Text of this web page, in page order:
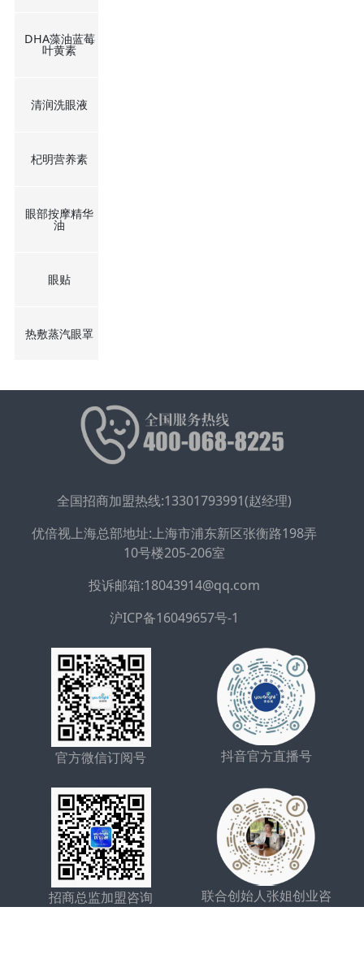
DHA藻油蓝莓
叶黄素
清润洗眼液
杞明营养素
眼部按摩精华
油
眼贴
热敷蒸汽眼罩
全国招商加盟热线:13301793991(赵经理)
优倍视上海总部地址:上海市浦东新区张衡路198弄
10号楼205-206室
投诉邮箱:18043914@qq.com
沪ICP备16049657号-1
官方微信订阅号 抖音官方直播号
招商总监加盟咨询
联合创始人张姐创业咨